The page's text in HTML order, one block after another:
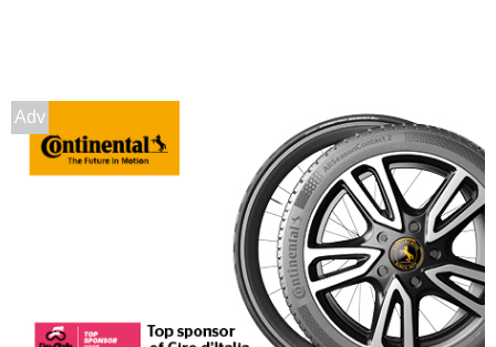
245/45 R17 99W M+S FR
XL
Disponibile
235/55 R17 103W M+S
Adv